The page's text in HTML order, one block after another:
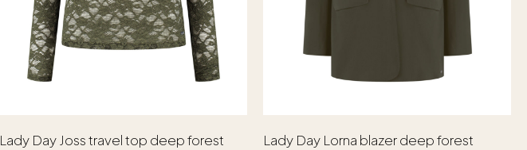
Lady Day Joss travel top deep forest Lady Day Lorna blazer deep forest